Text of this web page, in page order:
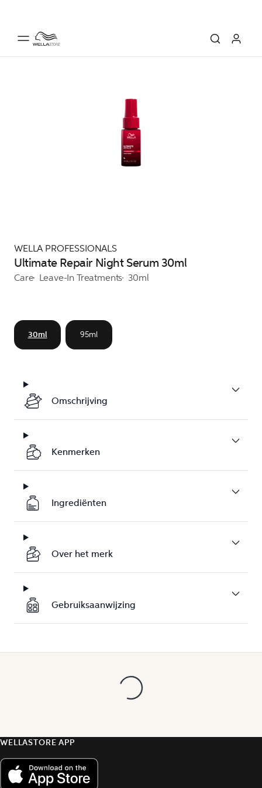
WELLA PROFESSIONALS
Ultimate Repair Night Serum 30ml
Care Leave-In Treatments 30ml
30ml 95ml
Omschrijving
Kenmerken
Ingrediënten
Over het merk
Gebruiksaanwijzing
WELLASTORE APP